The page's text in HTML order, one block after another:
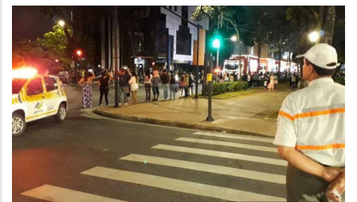
navegação